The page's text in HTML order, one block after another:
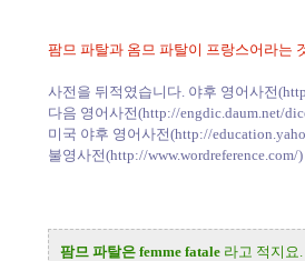
팜므 파탈과 옴므 파탈이 프랑스어라는
사전을 뒤적였습니다. 야후 영어사전(
다음 영어사전(http://engdic.daum.net/
미국 야후 영어사전(http://
불영사전(http://www.wordreference.com/)
팜므 파탈은 femme fatale라고 적지요.